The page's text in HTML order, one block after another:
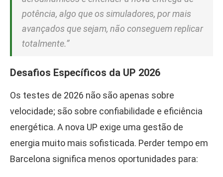
potência, algo que os simuladores, por mais
avançados que sejam, não conseguem replicar
totalmente.”
Desafios Específicos da UP 2026
Os testes de 2026 não são apenas sobre
velocidade; são sobre confiabilidade e eficiência
energética. A nova UP exige uma gestão de
energia muito mais sofisticada. Perder tempo em
Barcelona significa menos oportunidades para: